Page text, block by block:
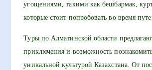
угощениями, такими как бешбармак,
которые стоит попробовать во время
Туры по Алматинской области
приключения и возможность
уникальной культурой Казахстана. От